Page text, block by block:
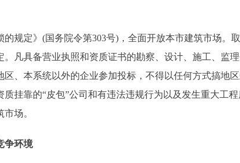
定》(国务院令第303号)，全面开放本市建筑市场。
凡具备营业执照和资质证书的勘察、设计、施工、监
、本系统以外的企业参加投标，不得以任何方式搞地
挂靠的“皮包”公司和有违法违规行为以及发生重大工
场。
争环境